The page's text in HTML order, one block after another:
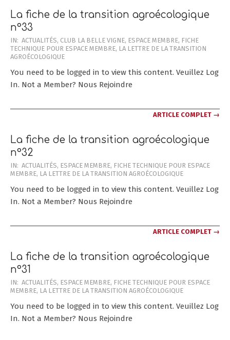
La fiche de la transition agroécologique
n°33
2025-
07-
IN: ACTUALITÉS, CLUB LA BELLE VIGNE, ESPACE MEMBRE, FICHE
TECHNIQUE POUR ESPACE MEMBRE, LA LETTRE DE LA TRANSITION
AGROÉCOLOGIQUE
You need to be logged in to view this content. Veuillez Log
In. Not a Member? Nous Rejoindre
ARTICLE COMPLET →
La fiche de la transition agroécologique
n°32
2025-
07-
24
IN: ACTUALITÉS, ESPACE MEMBRE, FICHE TECHNIQUE POUR ESPACE
MEMBRE, LA LETTRE DE LA TRANSITION AGROÉCOLOGIQUE
You need to be logged in to view this content. Veuillez Log
In. Not a Member? Nous Rejoindre
ARTICLE COMPLET →
La fiche de la transition agroécologique
n°31
2025-
05-
30
IN: ACTUALITÉS, ESPACE MEMBRE, FICHE TECHNIQUE POUR ESPACE
MEMBRE, LA LETTRE DE LA TRANSITION AGROÉCOLOGIQUE
You need to be logged in to view this content. Veuillez Log
In. Not a Member? Nous Rejoindre